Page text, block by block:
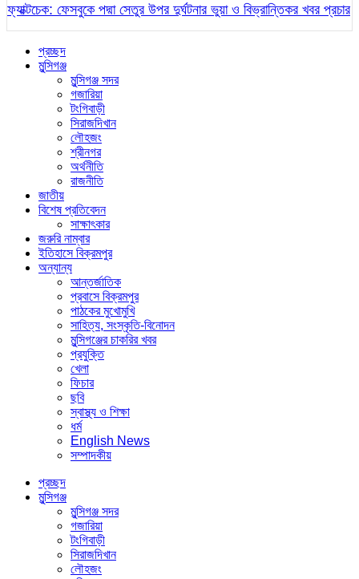
ফ্যাক্টচেক: ফেসবুকে পদ্মা সেতুর উপর দুর্ঘটনার ভুয়া ও বিভ্রান্তিকর খবর প্রচার
প্রচ্ছদ
মুন্সিগঞ্জ
মুন্সিগঞ্জ সদর
গজারিয়া
টংগিবাড়ী
সিরাজদিখান
লৌহজং
শ্রীনগর
অর্থনীতি
রাজনীতি
জাতীয়
বিশেষ প্রতিবেদন
সাক্ষাৎকার
জরুরি নাম্বার
ইতিহাসে বিক্রমপুর
অন্যান্য
আন্তর্জাতিক
প্রবাসে বিক্রমপুর
পাঠকের মুখোমুখি
সাহিত্য, সংস্কৃতি-বিনোদন
মুন্সিগঞ্জের চাকরির খবর
প্রযুক্তি
খেলা
ফিচার
ছবি
স্বাস্থ্য ও শিক্ষা
ধর্ম
English News
সম্পাদকীয়
প্রচ্ছদ
মুন্সিগঞ্জ
মুন্সিগঞ্জ সদর
গজারিয়া
টংগিবাড়ী
সিরাজদিখান
লৌহজং